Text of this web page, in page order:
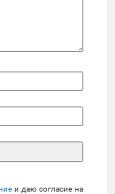
и даю согласие на